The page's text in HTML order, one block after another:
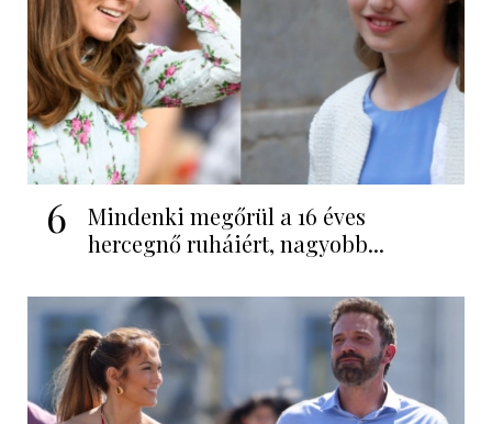
6
Mindenki megőrül a 16 éves
hercegnő ruháiért, nagyobb...